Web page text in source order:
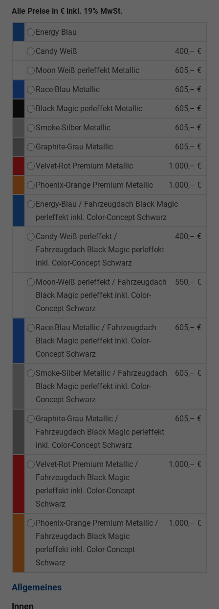
Alle Preise in € inkl. 19% MwSt.
Energy Blau
Candy Weiß 400,– €
Moon Weiß perleffekt Metallic 605,– €
Race-Blau Metallic 605,– €
Black Magic perleffekt Metallic 605,– €
Smoke-Silber Metallic 605,– €
Graphite-Grau Metallic 605,– €
Velvet-Rot Premium Metallic 1.000,– €
Phoenix-Orange Premium Metallic 1.000,– €
Energy-Blau / Fahrzeugdach Black Magic
perleffekt inkl. Color-Concept Schwarz
Candy-Weiß perleffekt /
Fahrzeugdach Black Magic perleffekt
inkl. Color-Concept Schwarz
400,– €
Moon-Weiß perleffekt / Fahrzeugdach
Black Magic perleffekt inkl. Color-
Concept Schwarz
550,– €
Race-Blau Metallic / Fahrzeugdach
Black Magic perleffekt inkl. Color-
Concept Schwarz
605,– €
Smoke-Silber Metallic / Fahrzeugdach
Black Magic perleffekt inkl. Color-
Concept Schwarz
605,– €
Graphite-Grau Metallic /
Fahrzeugdach Black Magic perleffekt
inkl. Color-Concept Schwarz
605,– €
Velvet-Rot Premium Metallic /
Fahrzeugdach Black Magic
perleffekt inkl. Color-Concept
Schwarz
1.000,– €
Phoenix-Orange Premium Metallic /
Fahrzeugdach Black Magic
perleffekt inkl. Color-Concept
Schwarz
1.000,– €
Allgemeines
Innen